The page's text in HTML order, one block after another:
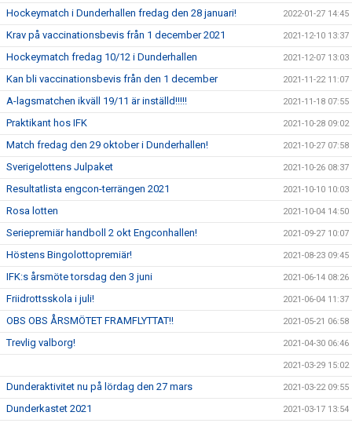
Hockeymatch i Dunderhallen fredag den 28 januari! 2022-01-27 14:45
Krav på vaccinationsbevis från 1 december 2021 2021-12-10 13:37
Hockeymatch fredag 10/12 i Dunderhallen 2021-12-07 13:03
Kan bli vaccinationsbevis från den 1 december 2021-11-22 11:07
A-lagsmatchen ikväll 19/11 är inställd!!!!! 2021-11-18 07:55
Praktikant hos IFK 2021-10-28 09:02
Match fredag den 29 oktober i Dunderhallen! 2021-10-27 07:58
Sverigelottens Julpaket 2021-10-26 08:37
Resultatlista engcon-terrängen 2021 2021-10-10 10:03
Rosa lotten 2021-10-04 14:50
Seriepremiär handboll 2 okt Engconhallen! 2021-09-27 10:07
Höstens Bingolottopremiär! 2021-08-23 09:45
IFK:s årsmöte torsdag den 3 juni 2021-06-14 08:26
Friidrottsskola i juli! 2021-06-04 11:37
OBS OBS ÅRSMÖTET FRAMFLYTTAT!! 2021-05-21 06:58
Trevlig valborg! 2021-04-30 06:46
2021-03-29 15:02
Dunderaktivitet nu på lördag den 27 mars 2021-03-22 09:55
Dunderkastet 2021 2021-03-17 13:54